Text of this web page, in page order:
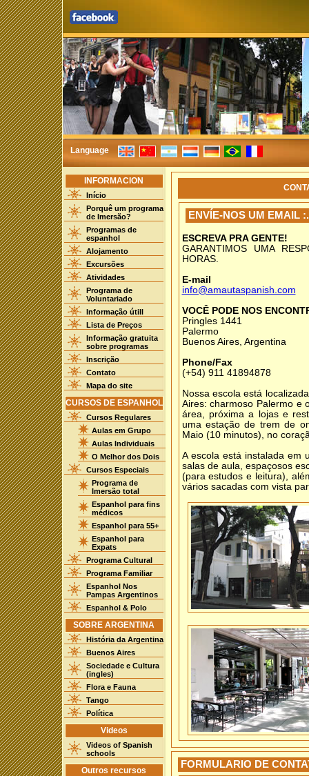
Language
INFORMACION
Início
Porquê um programa
de Imersão?
Programas de
espanhol
Alojamento
Excursões
Atividades
Programa de
Voluntariado
Informação útill
Lista de Preços
Informação gratuita
sobre programas
Inscrição
Contato
Mapa do site
CURSOS DE ESPANHOL
Cursos Regulares
Aulas em Grupo
Aulas Individuais
O Melhor dos Dois
Cursos Especiais
Programa de
Imersão total
Espanhol para fins
médicos
Espanhol para 55+
Espanhol para
Expats
Programa Cultural
Programa Familiar
Espanhol Nos
Pampas Argentinos
Espanhol & Polo
SOBRE ARGENTINA
História da Argentina
Buenos Aires
Sociedade e Cultura
(ingles)
Flora e Fauna
Tango
Política
Videos
Videos of Spanish
schools
Outros recursos
ENVÍE-NOS UM EMAIL :.
ESCREVA PRA GENTE!
GARANTIMOS UMA
HORAS.
E-mail
info@amautaspanish.com
VOCÊ PODE NOS
Pringles 1441
Palermo
Buenos Aires, Argentina
Phone/Fax
(+54) 911 41894878
Nossa escola está
Aires: charmoso Palermo e
área, próxima a lojas e
uma estação de trem de
Maio (10 minutos), no
A escola está instalada em
salas de aula, espaçosos
(para estudos e leitura),
vários sacadas com vista
FORMULARIO DE